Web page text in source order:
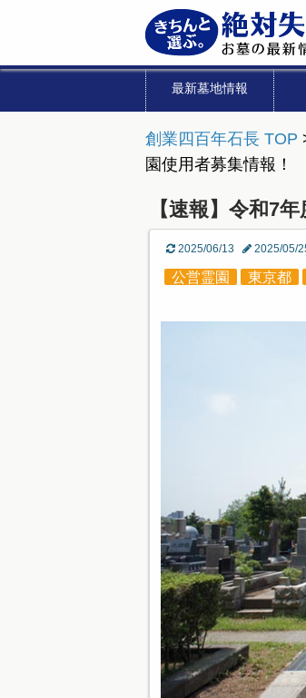
最新墓地情報
創業四百年石長 TOP
園使用者募集情報！
【速報】令和7
2025/06/13 2025/05/
公営霊園 東京都